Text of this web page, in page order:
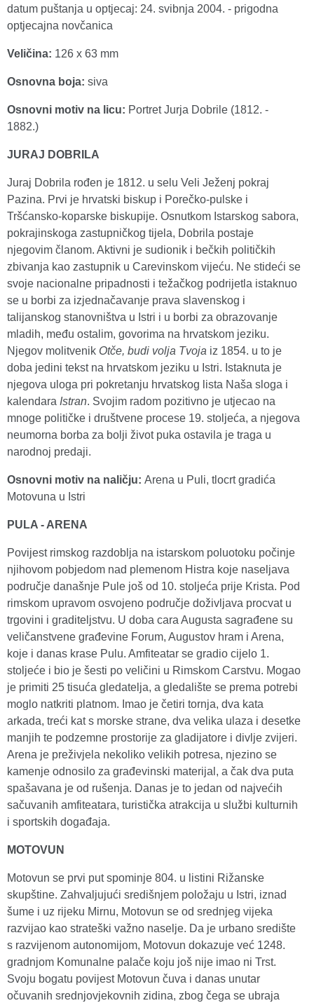
datum puštanja u optjecaj: 24. svibnja 2004. - prigodna
optjecajna novčanica
Veličina: 126 x 63 mm
Osnovna boja: siva
Osnovni motiv na licu: Portret Jurja Dobrile (1812. -
1882.)
JURAJ DOBRILA
Juraj Dobrila rođen je 1812. u selu Veli Ježenj pokraj
Pazina. Prvi je hrvatski biskup i Porečko-pulske i
Tršćansko-koparske biskupije. Osnutkom Istarskog sabora,
pokrajinskoga zastupničkog tijela, Dobrila postaje
njegovim članom. Aktivni je sudionik i bečkih političkih
zbivanja kao zastupnik u Carevinskom vijeću. Ne stideći se
svoje nacionalne pripadnosti i težačkog podrijetla istaknuo
se u borbi za izjednačavanje prava slavenskog i
talijanskog stanovništva u Istri i u borbi za obrazovanje
mladih, među ostalim, govorima na hrvatskom jeziku.
Njegov molitvenik Otče, budi volja Tvoja iz 1854. u to je
doba jedini tekst na hrvatskom jeziku u Istri. Istaknuta je
njegova uloga pri pokretanju hrvatskog lista Naša sloga i
kalendara Istran. Svojim radom pozitivno je utjecao na
mnoge političke i društvene procese 19. stoljeća, a njegova
neumorna borba za bolji život puka ostavila je traga u
narodnoj predaji.
Osnovni motiv na naličju: Arena u Puli, tlocrt gradića
Motovuna u Istri
PULA - ARENA
Povijest rimskog razdoblja na istarskom poluotoku počinje
njihovom pobjedom nad plemenom Histra koje naseljava
područje današnje Pule još od 10. stoljeća prije Krista. Pod
rimskom upravom osvojeno područje doživljava procvat u
trgovini i graditeljstvu. U doba cara Augusta sagrađene su
veličanstvene građevine Forum, Augustov hram i Arena,
koje i danas krase Pulu. Amfiteatar se gradio cijelo 1.
stoljeće i bio je šesti po veličini u Rimskom Carstvu. Mogao
je primiti 25 tisuća gledatelja, a gledalište se prema potrebi
moglo natkriti platnom. Imao je četiri tornja, dva kata
arkada, treći kat s morske strane, dva velika ulaza i desetke
manjih te podzemne prostorije za gladijatore i divlje zvijeri.
Arena je preživjela nekoliko velikih potresa, njezino se
kamenje odnosilo za građevinski materijal, a čak dva puta
spašavana je od rušenja. Danas je to jedan od najvećih
sačuvanih amfiteatara, turistička atrakcija u službi kulturnih
i sportskih događaja.
MOTOVUN
Motovun se prvi put spominje 804. u listini Rižanske
skupštine. Zahvaljujući središnjem položaju u Istri, iznad
šume i uz rijeku Mirnu, Motovun se od srednjeg vijeka
razvijao kao strateški važno naselje. Da je urbano središte
s razvijenom autonomijom, Motovun dokazuje već 1248.
gradnjom Komunalne palače koju još nije imao ni Trst.
Svoju bogatu povijest Motovun čuva i danas unutar
očuvanih srednjovjekovnih zidina, zbog čega se ubraja